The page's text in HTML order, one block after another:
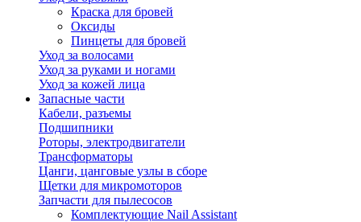
Краска для бровей
Оксиды
Пинцеты для бровей
Уход за волосами
Уход за руками и ногами
Уход за кожей лица
Запасные части
Кабели, разъемы
Подшипники
Роторы, электродвигатели
Трансформаторы
Цанги, цанговые узлы в сборе
Щетки для микромоторов
Запчасти для пылесосов
Комплектующие Nail Assistant